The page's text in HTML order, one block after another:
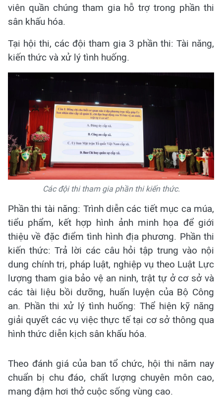
viên quần chúng tham gia hỗ trợ trong phần thi
sân khấu hóa.
Tại hội thi, các đội tham gia 3 phần thi: Tài năng,
kiến thức và xử lý tình huống.
Các đội thi tham gia phần thi kiến thức.
Phần thi tài năng: Trình diễn các tiết mục ca múa,
tiểu phẩm, kết hợp hình ảnh minh họa để giới
thiệu về đặc điểm tình hình địa phương. Phần thi
kiến thức: Trả lời các câu hỏi tập trung vào nội
dung chính trị, pháp luật, nghiệp vụ theo Luật Lực
lượng tham gia bảo vệ an ninh, trật tự ở cơ sở và
các tài liệu bồi dưỡng, huấn luyện của Bộ Công
an. Phần thi xử lý tình huống: Thể hiện kỹ năng
giải quyết các vụ việc thực tế tại cơ sở thông qua
hình thức diễn kịch sân khấu hóa.
Theo đánh giá của ban tổ chức, hội thi năm nay
chuẩn bị chu đáo, chất lượng chuyên môn cao,
mang đậm hơi thở cuộc sống vùng cao.